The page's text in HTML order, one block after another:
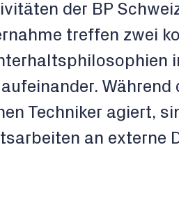
der BP
treffen zwei
Während
Techniker agiert,
an externe